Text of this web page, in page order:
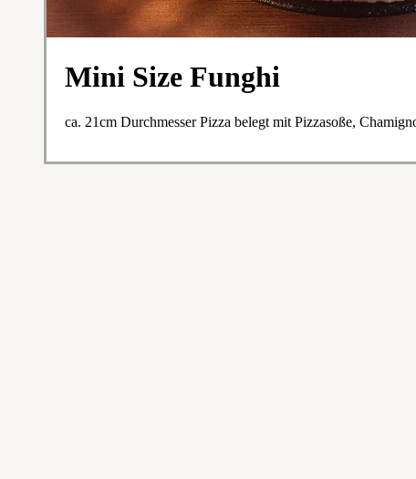
Mini Size Funghi
ca. 21cm Durchmesser Pizza belegt mit Pizzasoße,